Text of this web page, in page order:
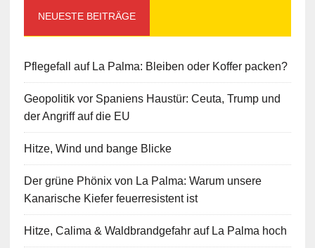
NEUESTE BEITRÄGE
Pflegefall auf La Palma: Bleiben oder Koffer packen?
Geopolitik vor Spaniens Haustür: Ceuta, Trump und
der Angriff auf die EU
Hitze, Wind und bange Blicke
Der grüne Phönix von La Palma: Warum unsere
Kanarische Kiefer feuerresistent ist
Hitze, Calima & Waldbrandgefahr auf La Palma hoch